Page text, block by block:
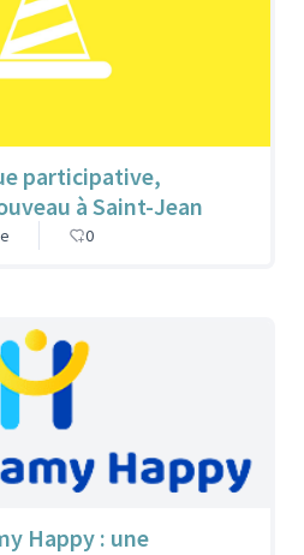
participative,
à Saint-Jean
0
Happy : une